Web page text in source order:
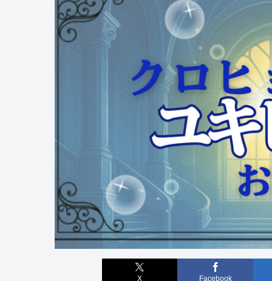
X Facebook